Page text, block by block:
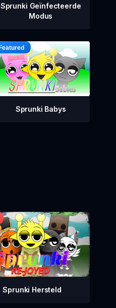
Sprunki Geïnfecteerde
Modus
Sprunki Babys
Sprunki Hersteld